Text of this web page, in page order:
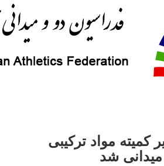
کمیته مواد ترکیبی
شد